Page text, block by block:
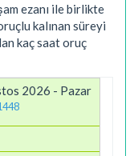
ezanı ile birlikte
kalınan süreyi
kaç saat oruç
2026 - Pazar